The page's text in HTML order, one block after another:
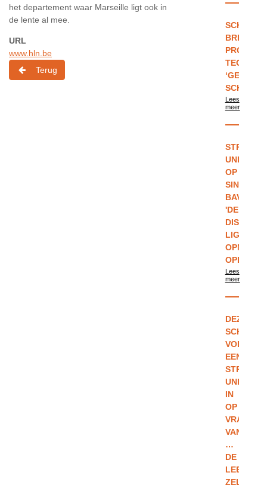
het departement waar Marseille ligt ook in
de lente al mee.
URL
www.hln.be
Terug
BRITS
PROTEST
TEGEN
Lees
meer
UNIFORM
OP
SINT-
BAVO?
'DE
LIGT
OPNIEUW
OPEN'
Lees
meer
DEZE
SCHOOL
VOERT
EEN
STRENG
UNIFORM
IN
OP
VRAAG
VAN
…
DE
ZELF